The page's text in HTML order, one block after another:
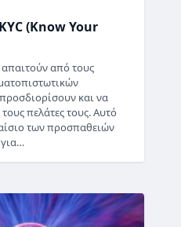
(Know Your
απαιτούν από τους
και να
πελάτες τους. Αυτό
των προσπαθειών